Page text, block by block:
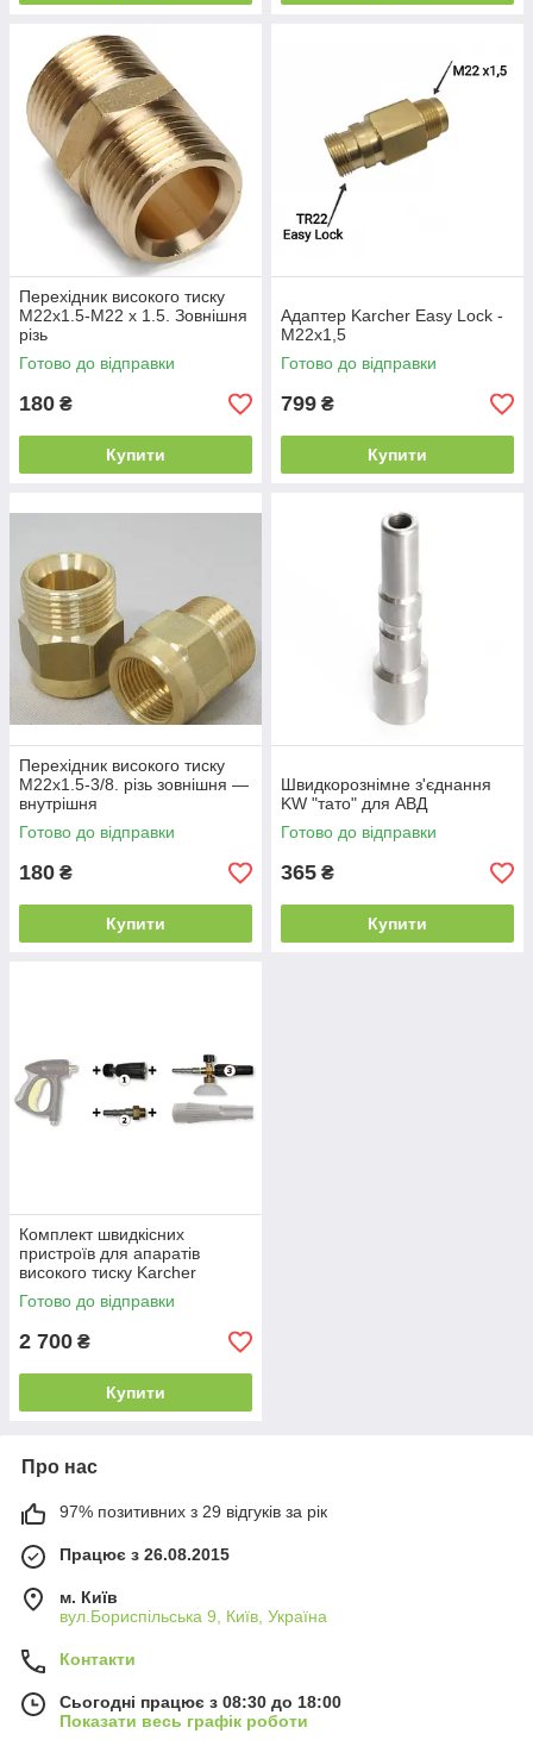
Перехідник високого тиску
М22х1.5-М22 х 1.5. Зовнішня
різь
Готово до відправки
180 ₴
Купити
Адаптер Karcher Easy Lock -
М22х1,5
Готово до відправки
799 ₴
Купити
Перехідник високого тиску
М22х1.5-3/8. різь зовнішня —
внутрішня
Готово до відправки
180 ₴
Купити
Швидкорознімне з'єднання
KW "тато" для АВД
Готово до відправки
365 ₴
Купити
Комплект швидкісних
пристроїв для апаратів
високого тиску Karcher
Готово до відправки
2 700 ₴
Купити
Про нас
97% позитивних з 29 відгуків за рік
Працює з 26.08.2015
м. Київ
вул.Бориспільська 9, Київ, Україна
Контакти
Сьогодні працює з 08:30 до 18:00
Показати весь графік роботи